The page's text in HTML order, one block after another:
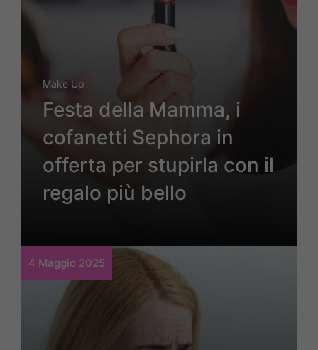
Make Up
Festa della Mamma, i
cofanetti Sephora in
offerta per stupirla con il
regalo più bello
4 Maggio 2025